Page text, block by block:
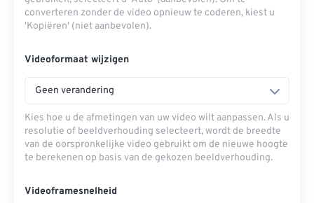
converteren zonder de video opnieuw te coderen, kiest u
'Kopiëren' (niet aanbevolen).
Videoformaat wijzigen
Geen verandering
Kies hoe u de afmetingen van uw video wilt aanpassen. Als u
resolutie of beeldverhouding selecteert, wordt de breedte
van de oorspronkelijke video gebruikt om de nieuwe hoogte
te berekenen op basis van de gekozen beeldverhouding.
Videoframesnelheid